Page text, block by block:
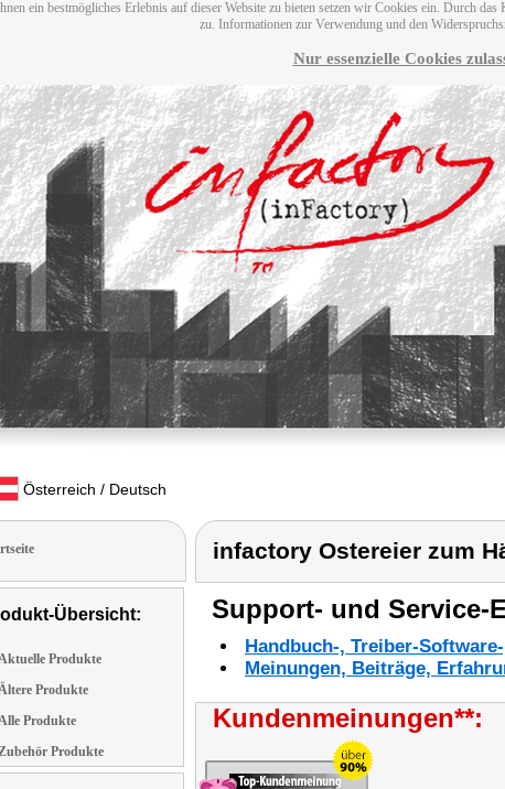
ein bestmögliches Erlebnis auf dieser Website zu bieten setzen wir Cookies ein. Durch
zu. Informationen zur Verwendung und den
Nur essenzielle Cookies
Österreich / Deutsch
Übersicht:
Produkte
Produkte
Produkte
Produkte
infactory Ostereier zum
Support- und Service-
Handbuch-, Treiber-
Meinungen, Beiträge,
Kundenmeinungen**: